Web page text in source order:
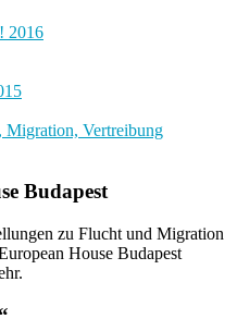
2016
Migration, Vertreibung
Budapest
zu Flucht und Migration
House Budapest